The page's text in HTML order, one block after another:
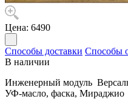
Цена: 6490
Способы доставки Способы
В наличии
Инженерный модуль
УФ-масло, фаска, Мираджио